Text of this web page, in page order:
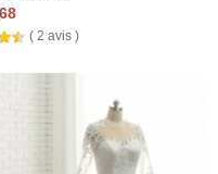
( 2 avis )